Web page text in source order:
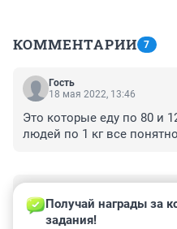
КОММЕНТАРИИ 7
Гость
18 мая 2022, 13:46
Это которые еду по 80 и
людей по 1 кг все
18 мая 2022, 08:50
В общем, кадры решают
Получай награды за
задания!